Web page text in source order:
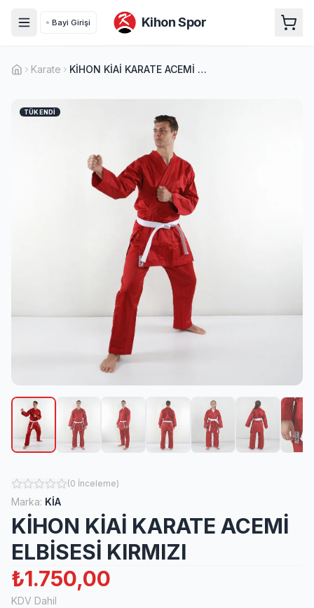
Bayi Girişi Kihon Spor
Karate KİHON KİAİ KARATE ACEMİ ELBİSESİ KIRMIZI
TÜKENDI
(0 İnceleme)
Marka: KİA
KİHON KİAİ KARATE ACEMİ
ELBİSESİ KIRMIZI
₺1.750,00
KDV Dahil